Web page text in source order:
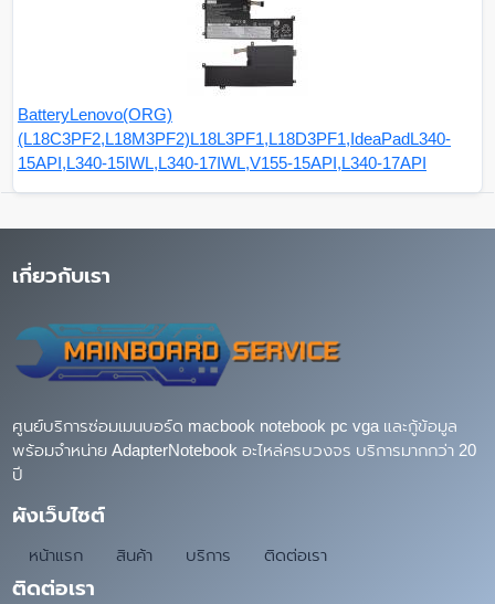
BatteryLenovo(ORG)
(L18C3PF2,L18M3PF2)L18L3PF1,L18D3PF1,IdeaPadL340-
15API,L340-15IWL,L340-17IWL,V155-15API,L340-17API
เกี่ยวกับเรา
ศูนย์บริการซ่อมเมนบอร์ด macbook notebook pc vga และกู้ข้อมูล
พร้อมจำหน่าย AdapterNotebook อะไหล่ครบวงจร บริการมากกว่า 20
ปี
ผังเว็บไซต์
หน้าแรก สินค้า บริการ ติดต่อเรา
ติดต่อเรา